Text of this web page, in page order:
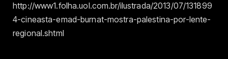
http://www1.folha.uol.com.br/ilustrada/2013/07/131899
4-cineasta-emad-burnat-mostra-palestina-por-lente-
regional.shtml